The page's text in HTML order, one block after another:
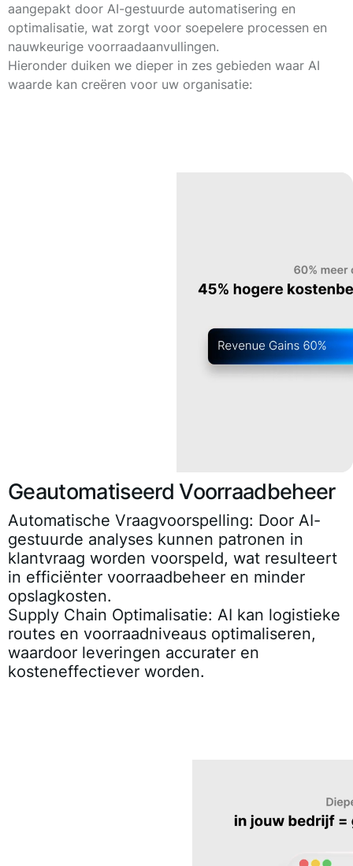
aangepakt door AI-gestuurde automatisering en
optimalisatie, wat zorgt voor soepelere processen en
nauwkeurige voorraadaanvullingen.
Hieronder duiken we dieper in zes gebieden waar AI
waarde kan creëren voor uw organisatie:
Geautomatiseerd Voorraadbeheer
Automatische Vraagvoorspelling: Door AI-
gestuurde analyses kunnen patronen in
klantvraag worden voorspeld, wat resulteert
in efficiënter voorraadbeheer en minder
opslagkosten.
Supply Chain Optimalisatie: AI kan logistieke
routes en voorraadniveaus optimaliseren,
waardoor leveringen accurater en
kosteneffectiever worden.